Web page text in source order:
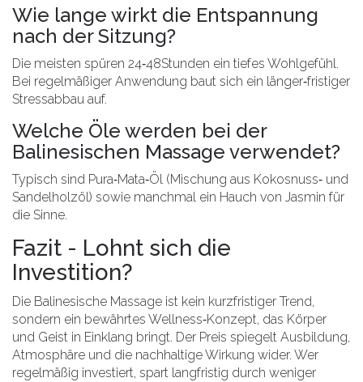
Wie lange wirkt die Entspannung
nach der Sitzung?
Die meisten spüren 24‑48Stunden ein tiefes Wohlgefühl.
Bei regelmäßiger Anwendung baut sich ein länger‑fristiger
Stressabbau auf.
Welche Öle werden bei der
Balinesischen Massage verwendet?
Typisch sind Pura‑Mata‑Öl (Mischung aus Kokosnuss‑ und
Sandelholzöl) sowie manchmal ein Hauch von Jasmin für
die Sinne.
Fazit - Lohnt sich die
Investition?
Die Balinesische Massage ist kein kurzfristiger Trend,
sondern ein bewährtes Wellness‑Konzept, das Körper
und Geist in Einklang bringt. Der Preis spiegelt Ausbildung,
Atmosphäre und die nachhaltige Wirkung wider. Wer
regelmäßig investiert, spart langfristig durch weniger